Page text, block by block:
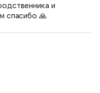
и
спасибо 🙏